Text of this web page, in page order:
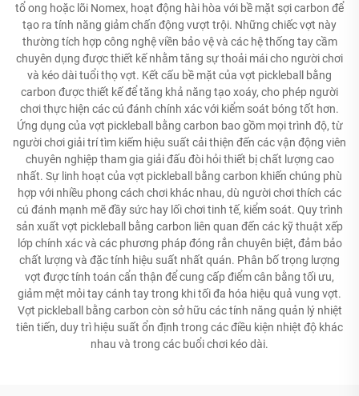
tổ ong hoặc lõi Nomex, hoạt động hài hòa với bề mặt sợi carbon để
tạo ra tính năng giảm chấn động vượt trội. Những chiếc vợt này
thường tích hợp công nghệ viền bảo vệ và các hệ thống tay cầm
chuyên dụng được thiết kế nhằm tăng sự thoải mái cho người chơi
và kéo dài tuổi thọ vợt. Kết cấu bề mặt của vợt pickleball bằng
carbon được thiết kế để tăng khả năng tạo xoáy, cho phép người
chơi thực hiện các cú đánh chính xác với kiểm soát bóng tốt hơn.
Ứng dụng của vợt pickleball bằng carbon bao gồm mọi trình độ, từ
người chơi giải trí tìm kiếm hiệu suất cải thiện đến các vận động viên
chuyên nghiệp tham gia giải đấu đòi hỏi thiết bị chất lượng cao
nhất. Sự linh hoạt của vợt pickleball bằng carbon khiến chúng phù
hợp với nhiều phong cách chơi khác nhau, dù người chơi thích các
cú đánh mạnh mẽ đầy sức hay lối chơi tinh tế, kiểm soát. Quy trình
sản xuất vợt pickleball bằng carbon liên quan đến các kỹ thuật xếp
lớp chính xác và các phương pháp đóng rắn chuyên biệt, đảm bảo
chất lượng và đặc tính hiệu suất nhất quán. Phân bố trọng lượng
vợt được tính toán cẩn thận để cung cấp điểm cân bằng tối ưu,
giảm mệt mỏi tay cánh tay trong khi tối đa hóa hiệu quả vung vợt.
Vợt pickleball bằng carbon còn sở hữu các tính năng quản lý nhiệt
tiên tiến, duy trì hiệu suất ổn định trong các điều kiện nhiệt độ khác
nhau và trong các buổi chơi kéo dài.